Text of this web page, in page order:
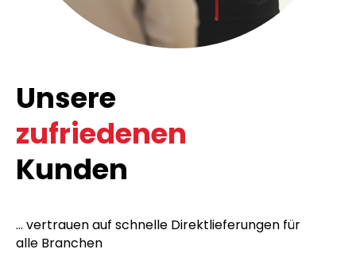
Unsere
zufriedenen
Kunden
... vertrauen auf schnelle Direktlieferungen für
alle Branchen